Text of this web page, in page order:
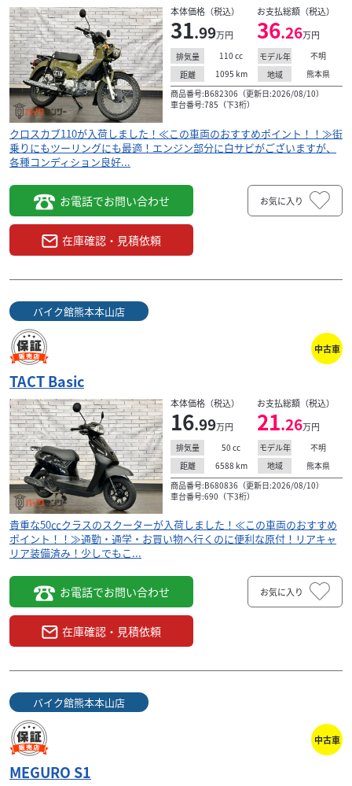
本体価格（税込）
31.99万円
お支払総額（税込）
36.26万円
排気量 110 cc モデル年
不明
距離
1095 km 地域
熊本県
商品番号:B682306（更新日:2026/08/10）
車台番号:785（下3桁）
クロスカブ110が入荷しました！≪この車両のおすすめポイント！！≫街
乗りにもツーリングにも最適！エンジン部分に白サビがございますが、
各種コンディション良好...
お電話でお問い合わせ
在庫確認・見積依頼
お気に入り
バイク館熊本本山店
中古車
TACT Basic
本体価格（税込）
16.99万円
お支払総額（税込）
21.26万円
排気量 50 cc モデル年
不明
距離
6588 km 地域
熊本県
商品番号:B680836（更新日:2026/08/10）
車台番号:690（下3桁）
貴重な50㏄クラスのスクーターが入荷しました！≪この車両のおすすめ
ポイント！！≫通勤・通学・お買い物へ行くのに便利な原付！リアキャ
リア装備済み！少しでもこ...
お電話でお問い合わせ
在庫確認・見積依頼
お気に入り
バイク館熊本本山店
中古車
MEGURO S1